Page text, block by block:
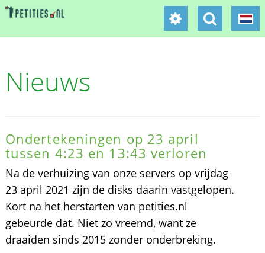
Nieuws
Ondertekeningen op 23 april
tussen 4:23 en 13:43 verloren
Na de verhuizing van onze servers op vrijdag
23 april 2021 zijn de disks daarin vastgelopen.
Kort na het herstarten van petities.nl
gebeurde dat. Niet zo vreemd, want ze
draaiden sinds 2015 zonder onderbreking.